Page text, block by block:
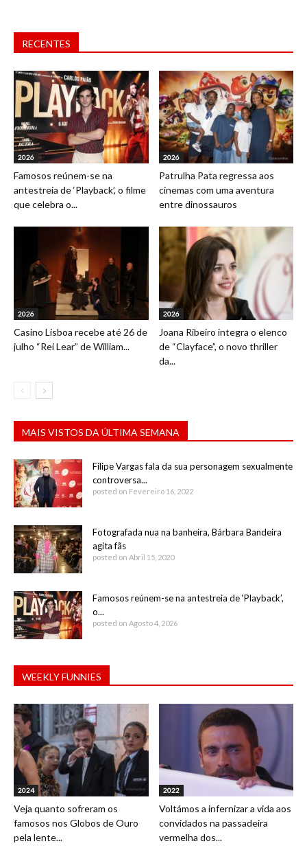
RECENTES
2026
Famosos reúnem-se na
antestreia de ‘Playback’, o filme
que celebra o...
2026
Patrulha Pata regressa aos
cinemas com uma aventura
entre dinossauros
2026
Casino Lisboa recebe até 26 de
julho “Rei Lear” de William...
2026
Joana Ribeiro integra o elenco
de “Clayface”, o novo thriller
da...
MAIS VISTOS DA ÚLTIMA SEMANA
Filipe Vargas fala da sua personagem sexualmente
controversa...
posted on Fevereiro 16, 2022
Fotografada nua na banheira, Bárbara Bandeira
agita fãs
posted on Abril 15, 2020
Famosos reúnem-se na antestreia de ‘Playback’,
o...
posted on Agosto 4, 2026
WEEKLY FUNNIES
2024
Veja quanto sofreram os
famosos nos Globos de Ouro
pela lente...
2022
Voltámos a infernizar a vida aos
convidados na passadeira
vermelha dos...